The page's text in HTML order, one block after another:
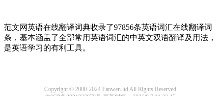
范文网英语在线翻译词典收录了97856条英语词汇在线翻译词
条，基本涵盖了全部常用英语词汇的中英文双语翻译及用法，
是英语学习的有利工具。
Copyright © 2000-2024 Fanwen.ltd All Rights Reserved